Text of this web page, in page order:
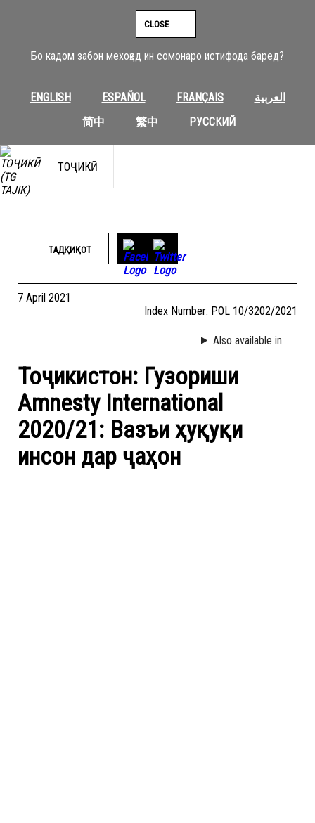
Бо кадом забон мехоҳед ин сомонаро истифода баред?
ENGLISH ESPAÑOL FRANÇAIS
العربية
简中
繁中 РУССКИЙ
CLOSE
ТОҶИКӢ
ТАДҚИҚОТ
7 April 2021
Index Number: POL 10/3202/2021
Also available in
Тоҷикистон: Гузориши
Amnesty International
2020/21: Вазъи ҳуқуқи
инсон дар ҷаҳон